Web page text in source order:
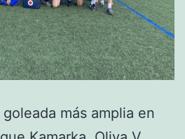
más amplia en